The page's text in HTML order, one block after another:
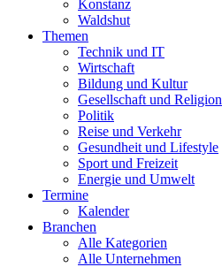
Konstanz
Waldshut
Themen
Technik und IT
Wirtschaft
Bildung und Kultur
Gesellschaft und Religion
Politik
Reise und Verkehr
Gesundheit und Lifestyle
Sport und Freizeit
Energie und Umwelt
Termine
Kalender
Branchen
Alle Kategorien
Alle Unternehmen